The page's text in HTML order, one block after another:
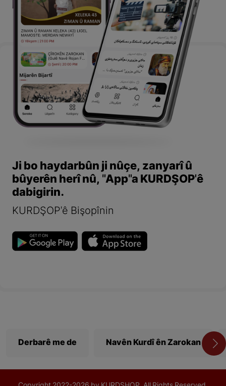
Ji bo haydarbûn ji nûçe, zanyarî û
bûyerên herî nû, "App"a KURDŞOP'ê
dabigirin.
KURDŞOP'ê Bişopînin
Derbarê me de Navên Kurdî ên Zarokan